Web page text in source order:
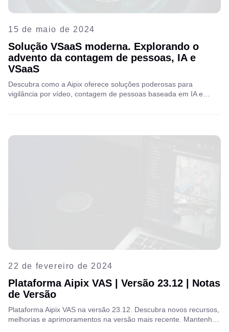
15 de maio de 2024
Solução VSaaS moderna. Explorando o
advento da contagem de pessoas, IA e
VSaaS
Descubra como a Aipix oferece soluções poderosas para
vigilância por vídeo, contagem de pessoas baseada em IA e
22 de fevereiro de 2024
Plataforma Aipix VAS | Versão 23.12 | Notas
de Versão
Plataforma Aipix VAS na versão 23.12. Descubra novos recursos,
melhorias e aprimoramentos na versão mais recente. Mantenha-